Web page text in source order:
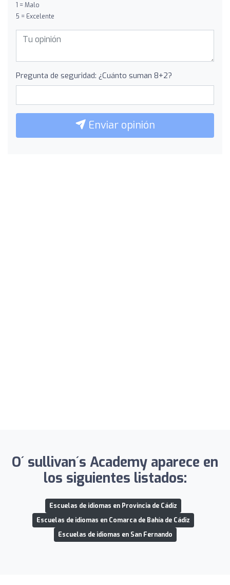
1 = Malo
5 = Excelente
Pregunta de seguridad: ¿Cuánto suman 8+2?
Enviar opinión
O´ sullivan´s Academy aparece en
los siguientes listados:
Escuelas de idiomas en Provincia de Cádiz
Escuelas de idiomas en Comarca de Bahía de Cádiz
Escuelas de idiomas en San Fernando